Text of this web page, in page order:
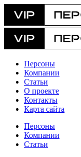
Персоны
Компании
Статьи
О проекте
Контакты
Карта сайта
Персоны
Компании
Статьи